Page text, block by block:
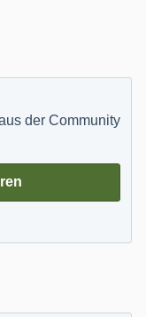
der Community